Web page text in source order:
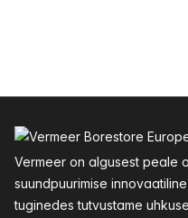
Vermeer on algusest peale
suundpuurimise
tuginedes tutvustame